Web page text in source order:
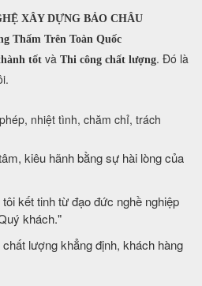
XÂY DỰNG BẢO CHÂU
Thấm Trên Toàn Quốc
tốt và Thi công chất lượng. Đó là
nhiệt tình, chăm chỉ, trách
kiêu hãnh bằng sự hài lòng của
kết tinh từ đạo đức nghề nghiệp
khách."
lượng khẳng định, khách hàng